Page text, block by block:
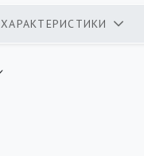
ХАРАКТЕРИСТИКИ